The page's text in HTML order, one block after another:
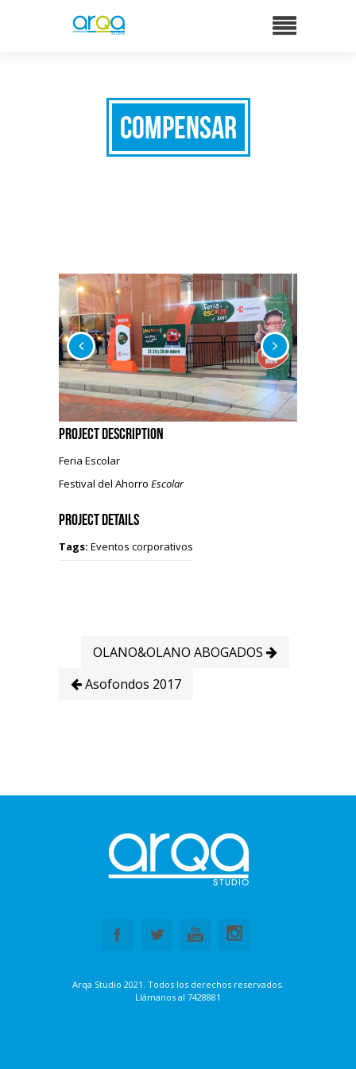
Compensar
Project Description
Feria Escolar
Festival del Ahorro Escolar
Project Details
Tags: Eventos corporativos
OLANO&OLANO ABOGADOS
Asofondos 2017
Arqa Studio 2021. Todos los derechos reservados.
Llámanos al 7428881